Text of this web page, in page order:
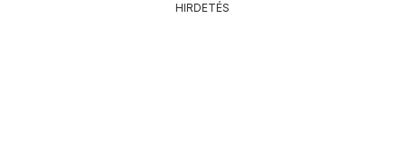
HIRDETÉS